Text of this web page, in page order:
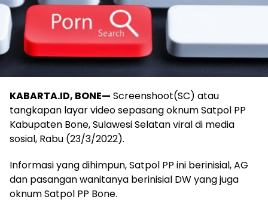
KABARTA.ID, BONE— Screenshoot(SC) atau
tangkapan layar video sepasang oknum Satpol PP
Kabupaten Bone, Sulawesi Selatan viral di media
sosial, Rabu (23/3/2022).
Informasi yang dihimpun, Satpol PP ini berinisial, AG
dan pasangan wanitanya berinisial DW yang juga
oknum Satpol PP Bone.